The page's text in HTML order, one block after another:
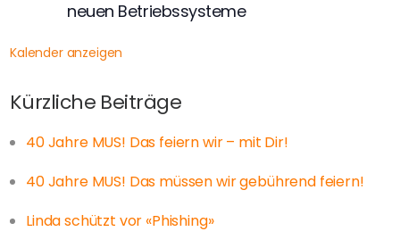
neuen Betriebssysteme
Kalender anzeigen
Kürzliche Beiträge
40 Jahre MUS! Das feiern wir – mit Dir!
40 Jahre MUS! Das müssen wir gebührend feiern!
Linda schützt vor «Phishing»